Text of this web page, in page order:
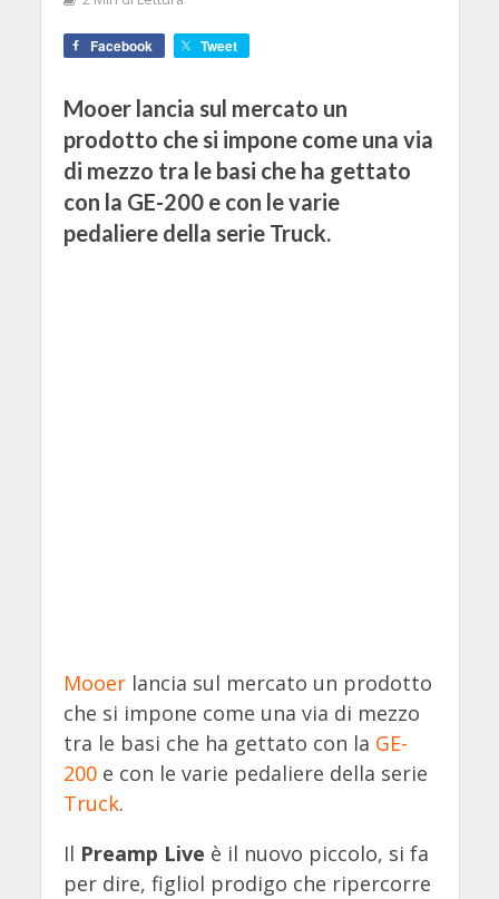
Facebook Tweet
Mooer lancia sul mercato un
prodotto che si impone come una via
di mezzo tra le basi che ha gettato
con la GE-200 e con le varie
pedaliere della serie Truck.
Mooerlancia sul mercato un prodotto
che si impone come una via di mezzo
tra le basi che ha gettato con la GE-
200e con le varie pedaliere della serie
Truck.
Il Preamp Live è il nuovo piccolo, si fa
per dire, figliol prodigo che ripercorre